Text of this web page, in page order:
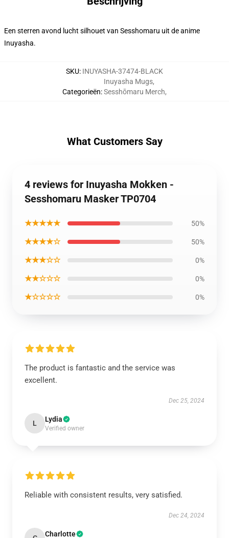
Een sterren avond lucht silhouet van Sesshomaru uit de anime
Inuyasha.
SKU: INUYASHA-37474-BLACK
Categorieën:
Inuyasha Mugs,
Sesshōmaru Merch,
What Customers Say
4 reviews for Inuyasha Mokken -
Sesshomaru Masker TP0704
★★★★★ 50%
★★★★☆ 50%
★★★☆☆ 0%
★★☆☆☆ 0%
★☆☆☆☆ 0%
The product is fantastic and the service was
excellent.
Dec 25, 2024
L Lydia
Verified owner
Reliable with consistent results, very satisfied.
Dec 24, 2024
Charlotte